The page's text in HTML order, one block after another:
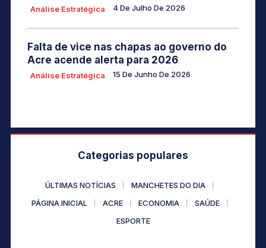
Análise Estratégica 4 De Julho De 2026
Falta de vice nas chapas ao governo do
Acre acende alerta para 2026
Análise Estratégica 15 De Junho De 2026
Categorias populares
ÚLTIMAS NOTÍCIAS
MANCHETES DO DIA
PÁGINA INICIAL
ACRE ECONOMIA
SAÚDE
ESPORTE